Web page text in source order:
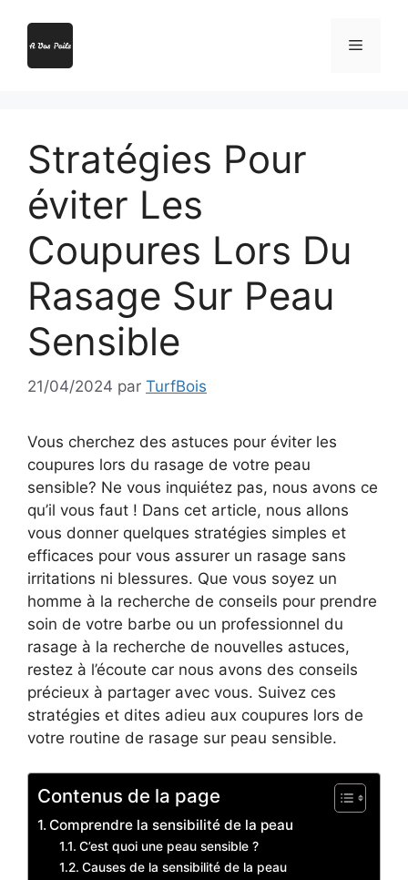
Menu
Stratégies Pour
éviter Les
Coupures Lors Du
Rasage Sur Peau
Sensible
21/04/2024 par TurfBois
Vous cherchez des astuces pour éviter les
coupures lors du rasage de votre peau
sensible? Ne vous inquiétez pas, nous avons ce
qu’il vous faut ! Dans cet article, nous allons
vous donner quelques stratégies simples et
efficaces pour vous assurer un rasage sans
irritations ni blessures. Que vous soyez un
homme à la recherche de conseils pour prendre
soin de votre barbe ou un professionnel du
rasage à la recherche de nouvelles astuces,
restez à l’écoute car nous avons des conseils
précieux à partager avec vous. Suivez ces
stratégies et dites adieu aux coupures lors de
votre routine de rasage sur peau sensible.
Contenus de la page
Comprendre la sensibilité de la peau
C’est quoi une peau sensible ?
Causes de la sensibilité de la peau